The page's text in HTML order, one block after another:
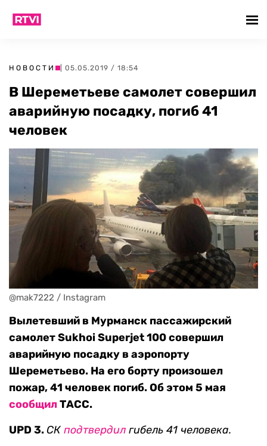
НОВОСТИ | 05.05.2019 / 18:54
В Шереметьеве самолет совершил
аварийную посадку, погиб 41
человек
@mak7222 / Instagram
Вылетевший в Мурманск пассажирский
самолет Sukhoi Superjet 100 совершил
аварийную посадку в аэропорту
Шереметьево. На его борту произошел
пожар, 41 человек погиб. Об этом 5 мая
сообщилТАСС.
UPD 3.СК подтвердил гибель 41 человека.